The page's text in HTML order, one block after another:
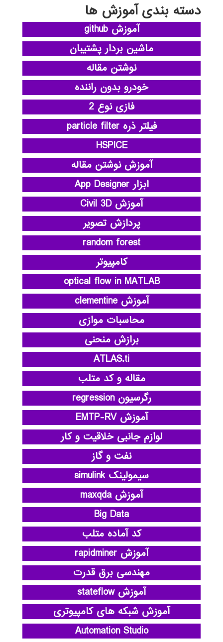
دسته بندی آموزش ها
آموزش github
ماشین بردار پشتیبان
نوشتن مقاله
خودرو بدون راننده
فازی نوع 2
فیلتر ذره particle filter
HSPICE
آموزش نوشتن مقاله
ابزار App Designer
آموزش Civil 3D
پردازش تصویر
random forest
کامپیوتر
optical flow in MATLAB
آموزش clementine
محاسبات موازی
برازش منحنی
ATLAS.ti
مقاله و کد متلب
رگرسیون regression
آموزش EMTP-RV
لوازم جانبی خلاقیت و کار
نفت و گاز
سیمولینک simulink
آموزش maxqda
Big Data
کد آماده متلب
آموزش rapidminer
مهندسی برق قدرت
آموزش stateflow
آموزش شبکه های کامپیوتری
Automation Studio